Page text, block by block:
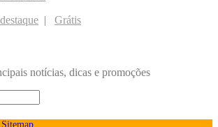
| Grátis
notícias, dicas e promoções
Sitemap